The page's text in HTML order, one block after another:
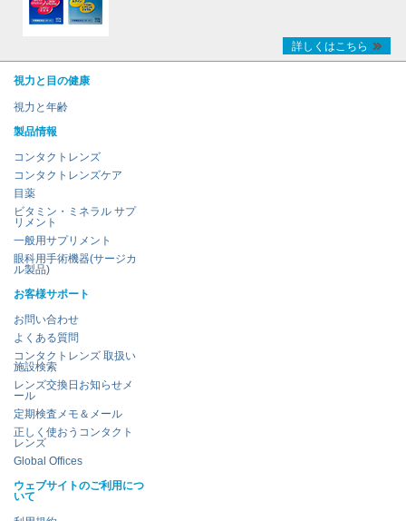
詳しくはこちら
視力と目の健康
視力と年齢
製品情報
コンタクトレンズ
コンタクトレンズケア
目薬
ビタミン・ミネラル サプ
リメント
一般用サプリメント
眼科用手術機器(サージカ
ル製品)
お客様サポート
お問い合わせ
よくある質問
コンタクトレンズ 取扱い
施設検索
レンズ交換日お知らせメ
ール
定期検査メモ＆メール
正しく使おうコンタクト
レンズ
Global Offices
ウェブサイトのご利用につ
いて